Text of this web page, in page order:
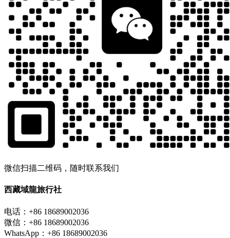
微信扫描二维码，随时联系我们
西藏域龍旅行社
电话：+86 18689002036
微信：+86 18689002036
WhatsApp：+86 18689002036